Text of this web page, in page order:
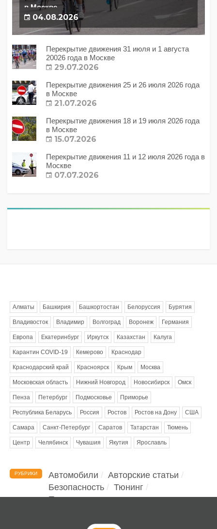
в Москве
04.08.2026
Перекрытие движения 31 июля и 1 августа
20026 года в Москве
29.07.2026
Перекрытие движения 25 и 26 июля 2026 года
в Москве
21.07.2026
Перекрытие движения 18 и 19 июля 2026 года
в Москве
15.07.2026
Перекрытие движения 11 и 12 июля 2026 года в
Москве
07.07.2026
Алматы Башкирия Башкортостан Белоруссия Бурятия
Владивосток Владимир Волгоград Воронеж Германия
Европа Екатеринбург Иркутск Казахстан Калуга
Карантин COVID-19 Кемерово Краснодар
Краснодарский край Красноярск Крым Москва
Московская область Нижний Новгород Новосибирск Омск
Пенза Петербург Подмосковье Приморье
Республика Беларусь Россия Ростов Ростов на Дону США
Самара Санкт-Петербург Саратов Татарстан Тюмень
Центр Челябинск Чувашия Якутия Ярославль
РУБРИКИ Автомобили
Авторские статьи
Безопасность
Тюнинг
Помощь водителю